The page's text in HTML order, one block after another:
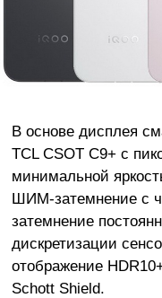
В основе дисплея
TCL CSOT C9+ с
минимальной
ШИМ-затемнение с
затемнение
дискретизации
отображение
Schott Shield.